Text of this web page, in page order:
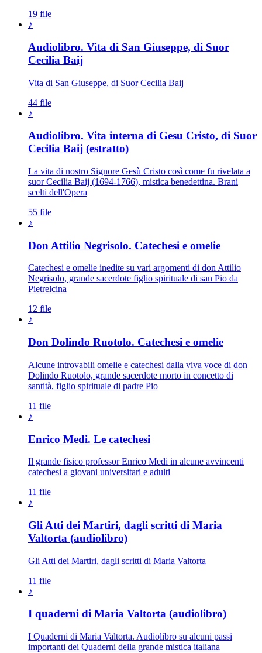
19 file
♪
Audiolibro. Vita di San Giuseppe, di Suor
Cecilia Baij
Vita di San Giuseppe, di Suor Cecilia Baij
44 file
♪
Audiolibro. Vita interna di Gesu Cristo, di Suor
Cecilia Baij (estratto)
La vita di nostro Signore Gesù Cristo così come fu rivelata a
suor Cecilia Baij (1694-1766), mistica benedettina. Brani
scelti dell'Opera
55 file
♪
Don Attilio Negrisolo. Catechesi e omelie
Catechesi e omelie inedite su vari argomenti di don Attilio
Negrisolo, grande sacerdote figlio spirituale di san Pio da
Pietrelcina
12 file
♪
Don Dolindo Ruotolo. Catechesi e omelie
Alcune introvabili omelie e catechesi dalla viva voce di don
Dolindo Ruotolo, grande sacerdote morto in concetto di
santità, figlio spirituale di padre Pio
11 file
♪
Enrico Medi. Le catechesi
Il grande fisico professor Enrico Medi in alcune avvincenti
catechesi a giovani universitari e adulti
11 file
♪
Gli Atti dei Martiri, dagli scritti di Maria
Valtorta (audiolibro)
Gli Atti dei Martiri, dagli scritti di Maria Valtorta
11 file
♪
I quaderni di Maria Valtorta (audiolibro)
I Quaderni di Maria Valtorta. Audiolibro su alcuni passi
importanti dei Quaderni della grande mistica italiana